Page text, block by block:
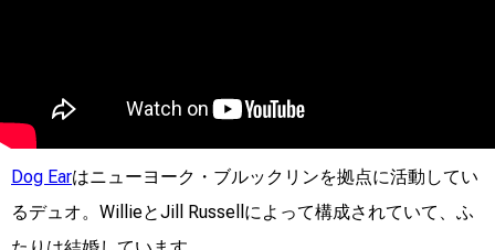
Dog Earはニューヨーク・ブルックリンを拠点に活動してい
るデュオ。WillieとJill Russellによって構成されていて、ふ